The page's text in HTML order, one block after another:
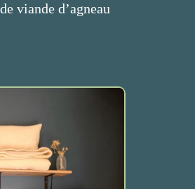
viande d’agneau